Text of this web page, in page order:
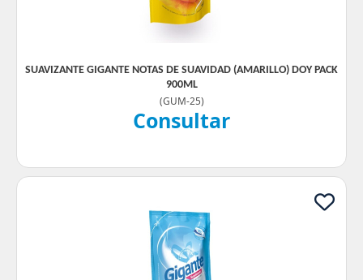
SUAVIZANTE GIGANTE NOTAS DE SUAVIDAD (AMARILLO) DOY PACK
900ML
(GUM-25)
Consultar